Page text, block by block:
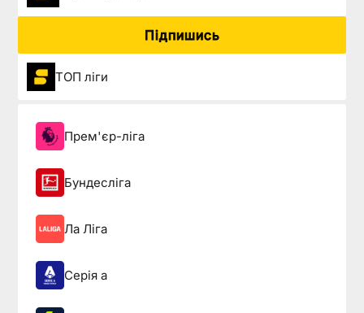
Підпишись
ТОП ліги
Прем'єр-ліга
Бундесліга
Ла Ліга
Серія а